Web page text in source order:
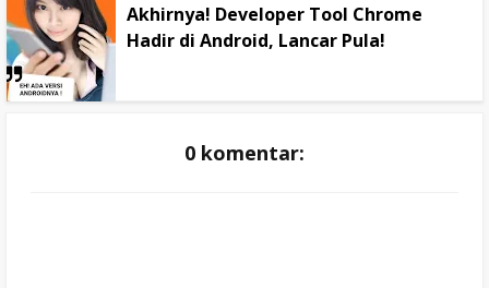
Akhirnya! Developer Tool Chrome
Hadir di Android, Lancar Pula!
0 komentar: